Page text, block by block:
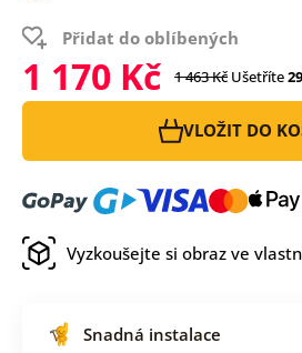
Přidat do oblíbených
1 170 Kč 1 463 Kč Ušetříte
VLOŽIT DO
Vyzkoušejte si obraz ve
Snadná instalace